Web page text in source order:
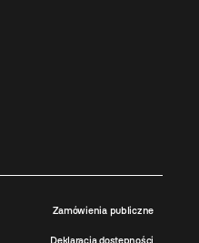
Zamówienia publiczne